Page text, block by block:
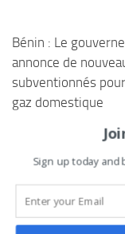
Bénin : Le
annonce de
subventionnés
gaz domestique
Sign up today and